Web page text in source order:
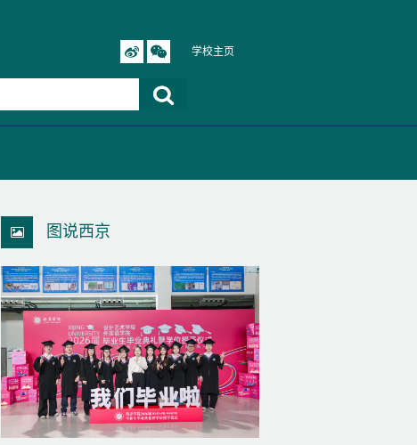
学校主页
图说西京